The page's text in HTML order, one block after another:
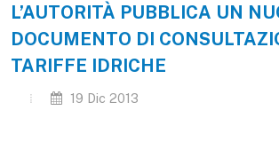
L’AUTORITÀ PUBBLICA UN
DOCUMENTO DI
TARIFFE IDRICHE
19 Dic 2013